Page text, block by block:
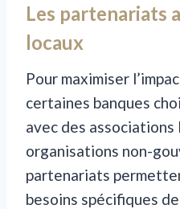
Les partenariats
locaux
Pour maximiser
certaines banques
avec des
organisations non-
partenariats
besoins spécifiques